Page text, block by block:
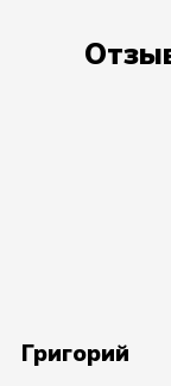
Григорий